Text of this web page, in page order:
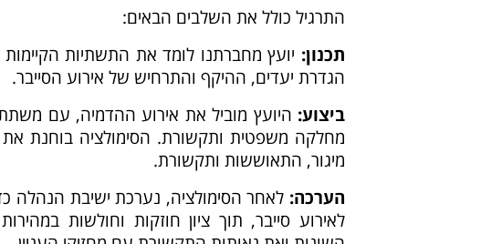
התרגיל כולל את השלבים הבאים:
תכנון: יועץ מחברתנו לומד את התשתיות הקיימות
הגדרת יעדים, ההיקף והתרחיש של אירוע הסייבר.
ביצוע:
מחלקה משפטית ותקשורת. הסימולציה בוחנת את
מיגור, התאוששות ותקשורת.
הערכה: לאחר הסימולציה, נערכת ישיבת הנהלה
לאירוע סייבר, תוך ציון חוזקות וחולשות